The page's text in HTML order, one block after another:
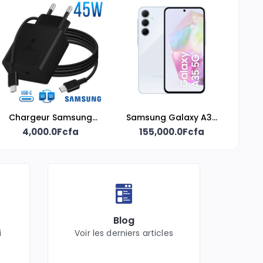
Chargeur Samsung
45W
4,000.0Fcfa
Samsung Galaxy A35
– 128 Go
155,000.0Fcfa
Blog
Voir les derniers articles